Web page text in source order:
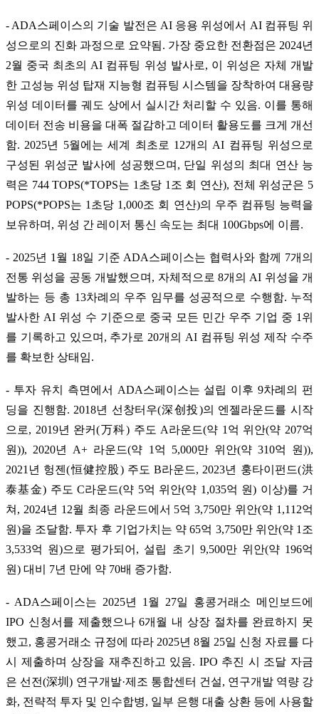
- ADA스페이스의 기술 발전은 AI 응용 위성에서 AI 컴퓨팅 위
성으로의 진화 과정으로 요약됨. 가장 중요한 전환점은 2024년
2월 중국 최초의 AI 컴퓨팅 위성 발사로, 이 위성은 자체 개발
한 고성능 위성 탑재 지능형 컴퓨팅 시스템을 장착하여 대용량
위성 데이터를 궤도 상에서 실시간 처리할 수 있음. 이를 통해
데이터 전송 비용을 대폭 절감하고 데이터 활용도를 크게 개선
함. 2025년 5월에는 세계 최초로 12개의 AI 컴퓨팅 위성으로
구성된 위성군 발사에 성공했으며, 단일 위성의 최대 연산 능
력은 744 TOPS(*TOPS는 1초당 1조 회 연산), 전체 위성군은 5
POPS(*POPS는 1초당 1,000조 회 연산)의 우주 컴퓨팅 능력을
보유하며, 위성 간 레이저 통신 속도는 최대 100Gbps에 이름.
- 2025년 1월 18일 기준 ADA스페이스는 협력사와 함께 7개의
전통 위성을 공동 개발했으며, 자체적으로 8개의 AI 위성을 개
발하는 등 총 13차례의 우주 임무를 성공적으로 수행함. 누적
발사한 AI 위성 수 기준으로 중국 모든 민간 우주 기업 중 1위
를 기록하고 있으며, 추가로 20개의 AI 컴퓨팅 위성 제작 수주
를 확보한 상태임.
- 투자 유치 측면에서 ADA스페이스는 설립 이후 9차례의 펀
딩을 진행함. 2018년 선창터우(深创投)의 엔젤라운드를 시작
으로, 2019년 완커(万科) 주도 A라운드(약 1억 위안(약 207억
원)), 2020년 A+ 라운드(약 1억 5,000만 위안(약 310억 원)),
2021년 헝젠(恒健控股) 주도 B라운드, 2023년 훙타이펀드(洪
泰基金) 주도 C라운드(약 5억 위안(약 1,035억 원) 이상)를 거
쳐, 2024년 12월 최종 라운드에서 5억 3,750만 위안(약 1,112억
원)을 조달함. 투자 후 기업가치는 약 65억 3,750만 위안(약 1조
3,533억 원)으로 평가되어, 설립 초기 9,500만 위안(약 196억
원) 대비 7년 만에 약 70배 증가함.
- ADA스페이스는 2025년 1월 27일 홍콩거래소 메인보드에
IPO 신청서를 제출했으나 6개월 내 상장 절차를 완료하지 못
했고, 홍콩거래소 규정에 따라 2025년 8월 25일 신청 자료를 다
시 제출하며 상장을 재추진하고 있음. IPO 추진 시 조달 자금
은 선전(深圳) 연구개발·제조 통합센터 건설, 연구개발 역량 강
화, 전략적 투자 및 인수합병, 일부 은행 대출 상환 등에 사용할